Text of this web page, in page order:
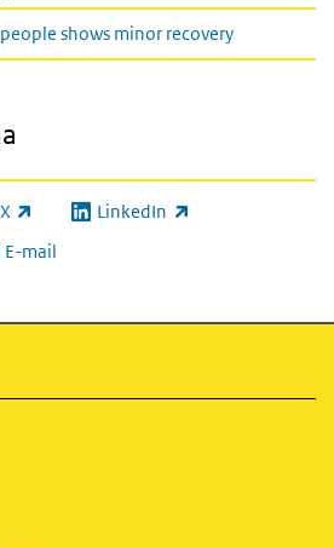
shows minor recovery
X link) LinkedIn
(externe link)
E-mail